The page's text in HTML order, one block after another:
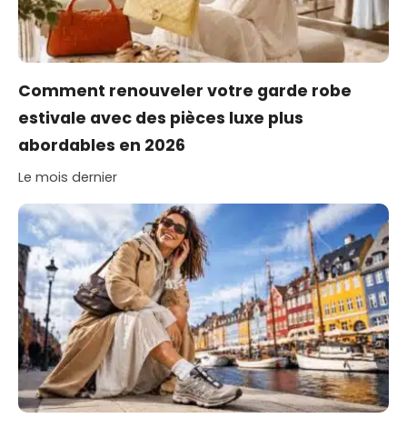
Comment renouveler votre garde robe
estivale avec des pièces luxe plus
abordables en 2026
Le mois dernier